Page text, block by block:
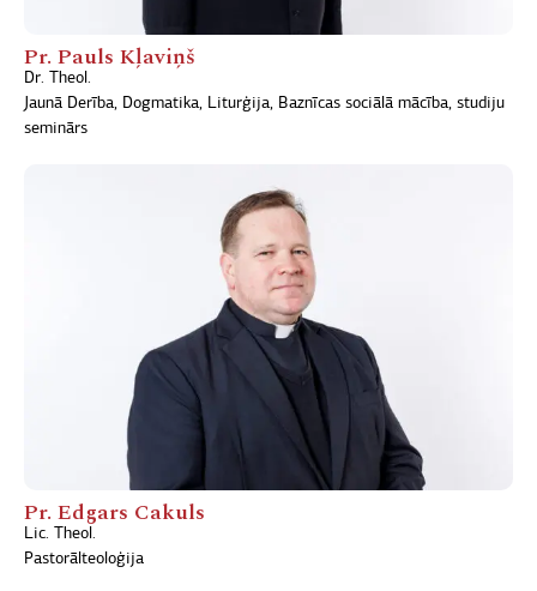
Pr. Pauls Kļaviņš
Dr. Theol.
Jaunā Derība, Dogmatika, Liturģija, Baznīcas sociālā mācība, studiju
seminārs
Pr. Edgars Cakuls
Lic. Theol.
Pastorālteoloģija